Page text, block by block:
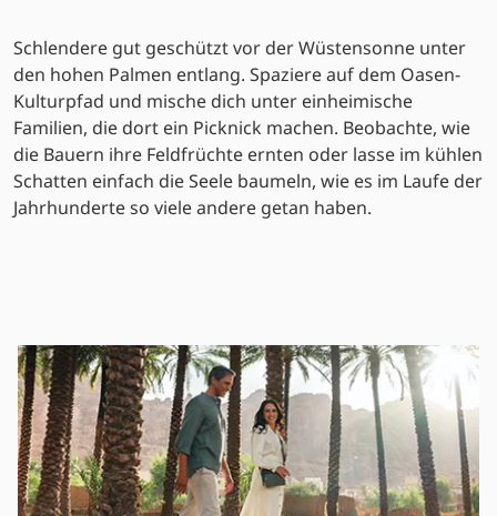
Schlendere gut geschützt vor der Wüstensonne unter
den hohen Palmen entlang. Spaziere auf dem Oasen-
Kulturpfad und mische dich unter einheimische
Familien, die dort ein Picknick machen. Beobachte, wie
die Bauern ihre Feldfrüchte ernten oder lasse im kühlen
Schatten einfach die Seele baumeln, wie es im Laufe der
Jahrhunderte so viele andere getan haben.